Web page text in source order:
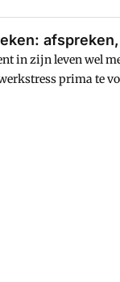
in zijn leven wel
prima te